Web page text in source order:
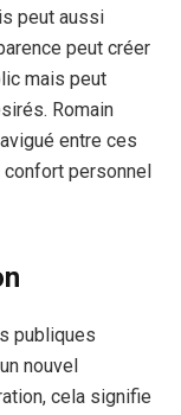
peut aussi
peut créer
mais peut
Romain
entre ces
personnel
publiques
nouvel
cela signifie